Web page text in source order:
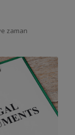
zaman